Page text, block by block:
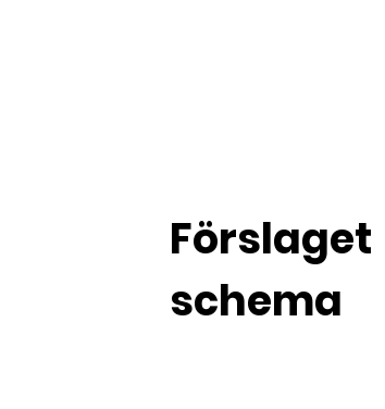
Förslaget
schema